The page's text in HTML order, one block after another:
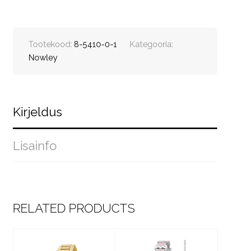
Tootekood: 8-5410-0-1
Kategooria:
Nowley
Kirjeldus
Lisainfo
RELATED PRODUCTS